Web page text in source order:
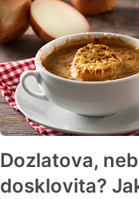
Dozlatova,
dosklovita?